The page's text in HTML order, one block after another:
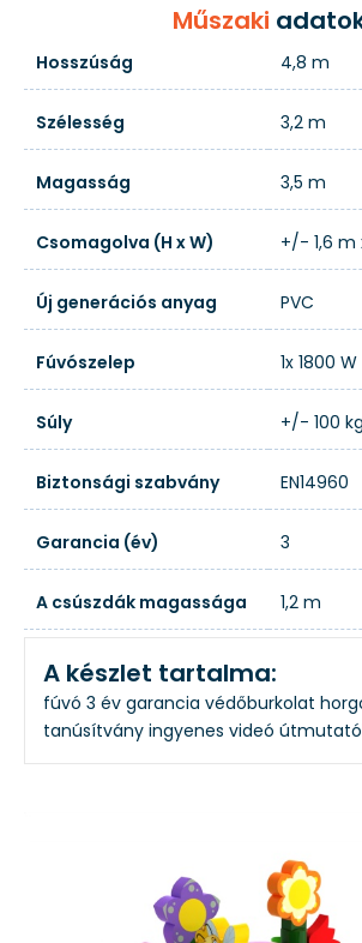
Műszaki
Hosszúság 4,8 m
Szélesség 3,2 m
Magasság 3,5 m
Csomagolva (H x W) +/- 1,6 m
Új generációs anyag PVC
Fúvószelep 1x 1800 W
Súly +/- 100 kg
Biztonsági szabvány EN14960
Garancia (év) 3
A csúszdák magassága 1,2 m
A készlet tartalma:
fúvó 3 év garancia védőburkolat
tanúsítvány ingyenes videó